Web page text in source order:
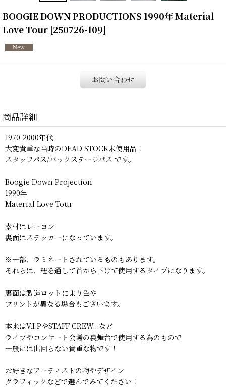
BOOGIE DOWN PRODUCTIONS 1990年 Material
Love Tour [250726-109]
お問い合わせ
商品詳細
1970-2000年代
大変貴重な当時のDEAD STOCK未使用品！
スタッフパス/バックステージパス です。
Boogie Down Projection
1990年
Material Love Tour
素材はレーヨン
裏面はステッカーになっています。
※一部、ラミネートされているものもあります。
それらは、紐を通して首から下げて使用するタイプになります。
裏面は製造ロットにより色や
プリントが異なる場合もございます。
本来はV.I.PやSTAFF CREW...など
ライブやコンサート会場の裏舞台で使用する為のもので
一般には出回らない貴重な物です！
お好きなアーティストの物やデザイン
グラフィックなどで選んでみてください！